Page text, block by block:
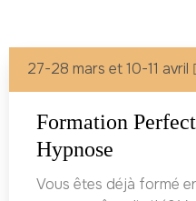
Formation
Hypnose
Vous êtes déjà formé
27-28 mars et 10-11 avril